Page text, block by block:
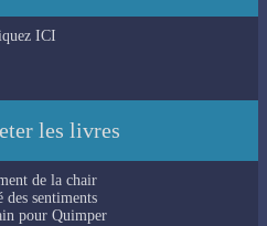
ICI
les livres
de la chair
sentiments
pour Quimper